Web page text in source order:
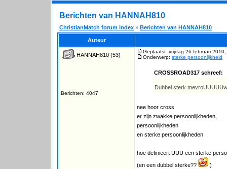
Berichten van HANNAH810
ChristianMatch forum index » Berichten van HANNAH810
Auteur
HANNAH810 (53)
Berichten: 4047
Geplaatst: vrijdag 26 februari
Onderwerp: sterke persoonlijkheid
CROSSROAD317 schreef:
Dubbel sterk
nee hoor cross
er zijn zwakke persoonlijkheden,
persoonlijkheden
en sterke persoonlijkheden
hoe definieert UUU een sterke
(en een dubbel sterke??
)